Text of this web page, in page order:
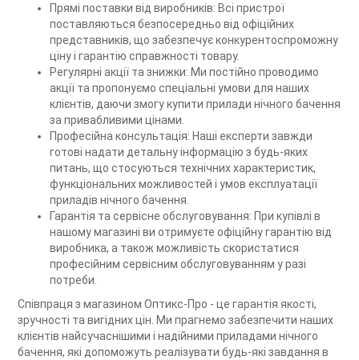
Прямі поставки від виробників: Всі пристрої
поставляються безпосередньо від офіційних
представників, що забезпечує конкурентоспроможну
ціну і гарантію справжності товару.
Регулярні акції та знижки: Ми постійно проводимо
акції та пропонуємо спеціальні умови для наших
клієнтів, даючи змогу купити прилади нічного бачення
за привабливими цінами.
Професійна консультація: Наші експерти завжди
готові надати детальну інформацію з будь-яких
питань, що стосуються технічних характеристик,
функціональних можливостей і умов експлуатації
приладів нічного бачення.
Гарантія та сервісне обслуговування: При купівлі в
нашому магазині ви отримуєте офіційну гарантію від
виробника, а також можливість скористатися
професійним сервісним обслуговуванням у разі
потреби.
Співпраця з магазином Оптикс-Про - це гарантія якості,
зручності та вигідних цін. Ми прагнемо забезпечити наших
клієнтів найсучаснішими і надійними приладами нічного
бачення, які допоможуть реалізувати будь-які завдання в